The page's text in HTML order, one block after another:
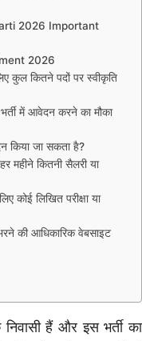
2026 Important
2026
कुल कितने पदों पर स्वीकृति
में आवेदन करने का मौका
किया जा सकता है?
महीने कितनी सैलरी या
कोई लिखित परीक्षा या
की आधिकारिक वेबसाइट
हैं और इस भर्ती का